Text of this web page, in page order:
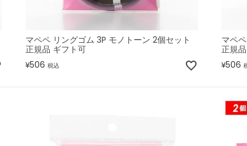
マペペ リングゴム 3P モノトーン 2個セット
正規品 ギフト可
¥506 税込
マペ
正規
¥506